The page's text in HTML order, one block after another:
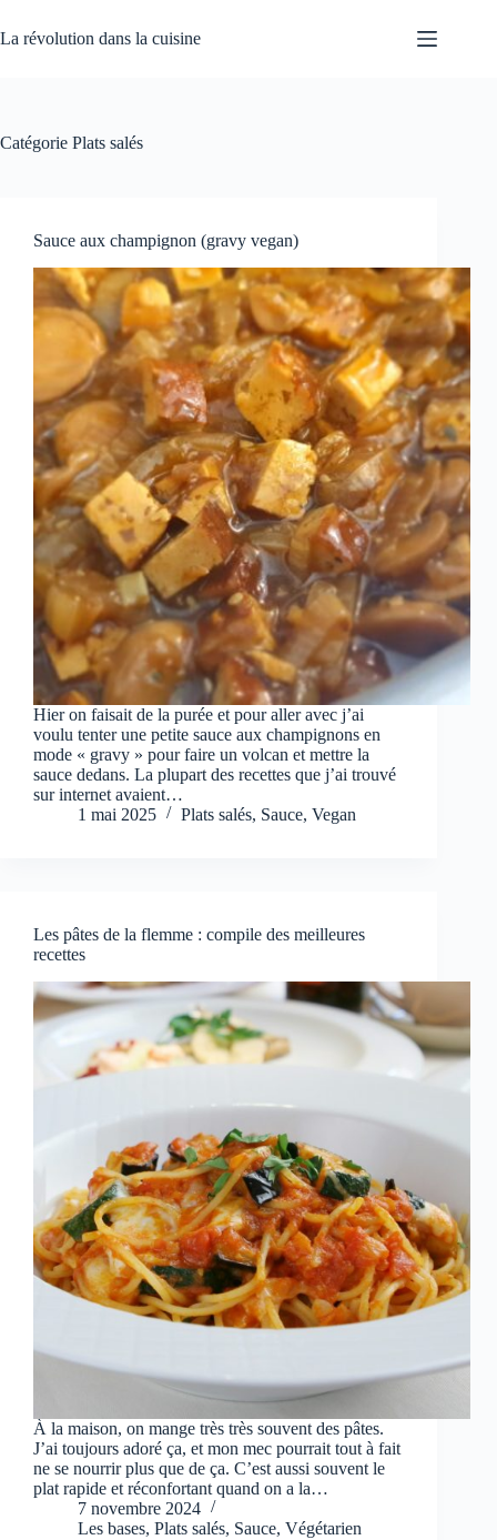
au
contenu
La révolution dans la cuisine
Catégorie Plats salés
Sauce aux champignon (gravy vegan)
Hier on faisait de la purée et pour aller avec j’ai
voulu tenter une petite sauce aux champignons en
mode « gravy » pour faire un volcan et mettre la
sauce dedans. La plupart des recettes que j’ai trouvé
sur internet avaient…
1 mai 2025
Plats salés, Sauce, Vegan
Les pâtes de la flemme : compile des meilleures
recettes
À la maison, on mange très très souvent des pâtes.
J’ai toujours adoré ça, et mon mec pourrait tout à fait
ne se nourrir plus que de ça. C’est aussi souvent le
plat rapide et réconfortant quand on a la…
7 novembre 2024
Les bases, Plats salés, Sauce, Végétarien